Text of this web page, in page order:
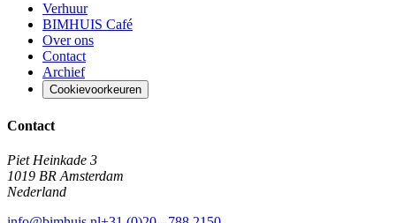
Verhuur
BIMHUIS Café
Over ons
Contact
Archief
Cookievoorkeuren
Contact
Piet Heinkade 3
1019 BR Amsterdam
Nederland